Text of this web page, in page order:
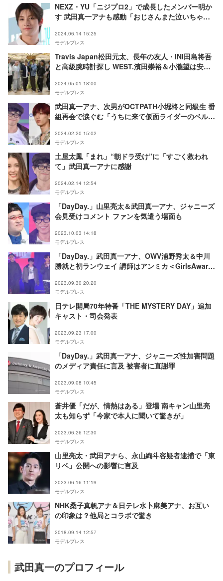
NEXZ・YU「ニジプロ2」で成長したメンバー明か
す 武田真一アナも感動「おじさんまた泣いちゃう
2024.06.14 15:25
モデルプレス
Travis Japan松田元太、長年の友人・INI田島将吾
と高級腕時計探し WEST.濱田崇裕＆小瀧望は安眠
2024.05.01 18:00
モデルプレス
武田真一アナ、次男がOCTPATH小堀柊と同級生 番
組再会で涙ぐむ「うちに来て仮面ライダーのベルト
2024.02.20 15:02
モデルプレス
土屋太鳳「まれ」“朝ドラ受け”に「すごく救われ
て」武田真一アナに感謝
2024.02.14 12:54
モデルプレス
「DayDay.」山里亮太＆武田真一アナ、ジャニーズ
会見受けコメント ファンを気遣う場面も
2023.10.03 14:18
モデルプレス
「DayDay.」武田真一アナ、OWV浦野秀太＆中川
勝就と初ランウェイ 講師はアンミカ＜GirlsAward
2023.09.30 20:20
モデルプレス
日テレ開局70年特番「THE MYSTERY DAY」追加
キャスト・司会発表
2023.09.23 17:00
モデルプレス
「DayDay.」武田真一アナ、ジャニーズ性加害問題
のメディア責任に言及 被害者に直謝罪
2023.09.08 10:45
モデルプレス
蒼井優「だが、情熱はある」登場 南キャン山里亮
太も知らず「今家で本人に聞いて驚きが」
2023.06.26 12:30
モデルプレス
山里亮太・武田アナら、永山絢斗容疑者逮捕で「東
リベ」公開への影響に言及
2023.06.16 11:19
モデルプレス
NHK桑子真帆アナ＆日テレ水卜麻美アナ、お互い
の印象は？他局とコラボで驚き
2018.09.14 12:57
モデルプレス
武田真一のプロフィール